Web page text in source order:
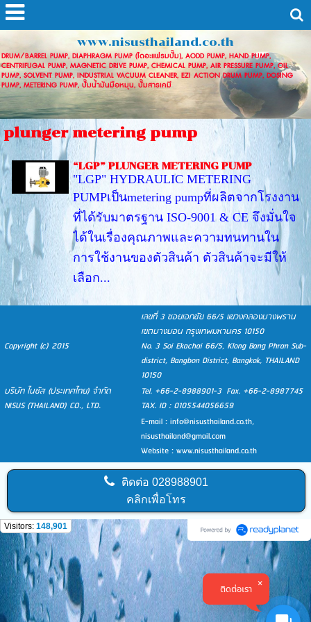
www.nisusthailand.co.th
DRUM/BARREL PUMP, DIAPHRAGM PUMP (ไดอะแฟรมปั๊ม), AODD PUMP, HAND PUMP,
CENTRIFUGAL PUMP, MAGNETIC DRIVE PUMP, CHEMICAL PUMP, AIR PRESSURE PUMP, OIL
PUMP, SOLVENT PUMP, INDUSTRIAL VACUUM CLEANER, EZI ACTION DRUM PUMP, DOSING
PUMP, METERING PUMP, ปั๊มน้ำมันมือหมุน, ปั๊มสารเคมี
plunger metering pump
“LGP” PLUNGER METERING PUMP
"LGP" HYDRAULIC METERING
PUMPเป็นmetering pumpที่ผลิตจากโรงงาน
ที่ได้รับมาตรฐาน ISO-9001 & CE จึงมั่นใจ
ได้ในเรื่องคุณภาพและความทนทานใน
การใช้งานของตัวสินค้า ตัวสินค้าจะมีให้
เลือก...
Copyright (c) 2015
เลขที่ 3 ซอยเอกชัย 66/5 แขวงคลองบางพราน
เขตบางบอน กรุงเทพมหานคร 10150
No. 3 Soi Ekachai 66/5, Klong Bang Phran Sub-
district, Bangbon District, Bangkok, THAILAND
10150
บริษัท ไนซัส (ประเทศไทย) จำกัด
NISUS (THAILAND) CO., LTD.
Tel. +66-2-8988901-3 Fax. +66-2-8987745
TAX. ID : 0105544056659
E-mail :info@nisusthailand.co.th,
nisusthailand@gmail.com
Website : www.nisusthailand.co.th
ติดต่อ 028988901
คลิกเพื่อโทร
Visitors: 148,901
ติดต่อเรา